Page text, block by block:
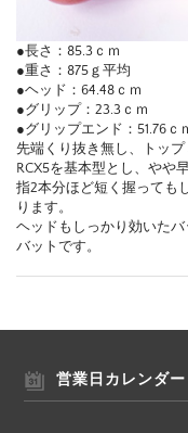
●長さ：85.3ｃｍ
●重さ：875ｇ平均
●ヘッド：64.48ｃｍ
●グリップ：23.3ｃｍ
●グリップエンド：51.76ｃ
先端くり抜き無し、トップ
RCX5を基本型とし、やや
指2本分ほど短く握っても
ります。
ヘッドもしっかり効いた
バットです。
営業日カレンダー